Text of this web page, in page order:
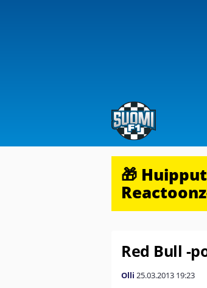
🎁
Red Bull -
Olli 25.03.2013 19:23